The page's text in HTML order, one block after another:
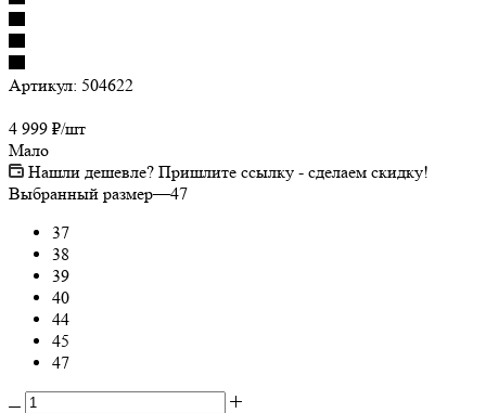
Артикул: 504622
4 999 ₽/шт
Мало
Нашли дешевле? Пришлите ссылку - сделаем скидку!
Выбранный размер—47
37
38
39
40
44
45
47